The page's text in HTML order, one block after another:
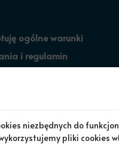
niezbędnych do
pliki cookies
ogólne warunki
i regulamin